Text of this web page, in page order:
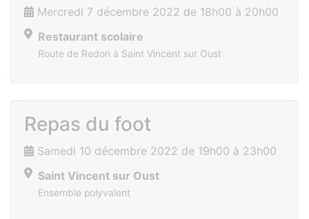
Mercredi 7 décembre 2022 de 18h00 à 20h00
Restaurant scolaire
Route de Redon à Saint Vincent sur Oust
Repas du foot
Samedi 10 décembre 2022 de 19h00 à 23h00
Saint Vincent sur Oust
Ensemble polyvalent